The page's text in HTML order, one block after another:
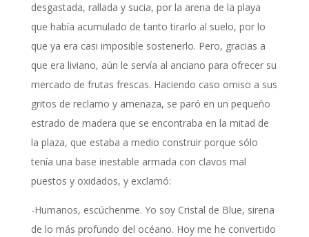
desgastada, rallada y sucia, por la arena de la playa
que había acumulado de tanto tirarlo al suelo, por lo
que ya era casi imposible sostenerlo. Pero, gracias a
que era liviano, aún le servía al anciano para ofrecer su
mercado de frutas frescas. Haciendo caso omiso a sus
gritos de reclamo y amenaza, se paró en un pequeño
estrado de madera que se encontraba en la mitad de
la plaza, que estaba a medio construir porque sólo
tenía una base inestable armada con clavos mal
puestos y oxidados, y exclamó:
-Humanos, escúchenme. Yo soy Cristal de Blue, sirena
de lo más profundo del océano. Hoy me he convertido